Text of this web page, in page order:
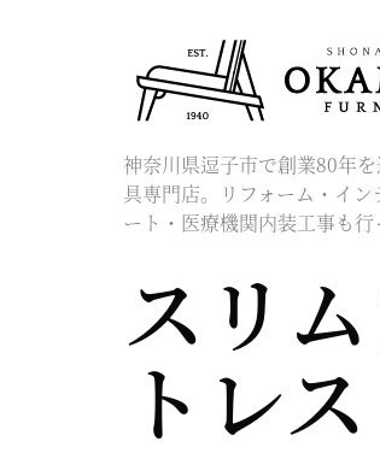
神奈川県逗子市で創業80年
具専門店。リフォーム・イン
ート・医療機関内装工事も行
スリ
トレ